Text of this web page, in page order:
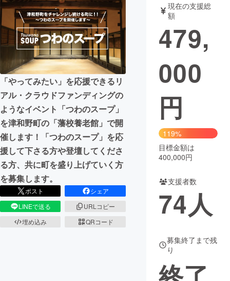
テクノロジー・ガジェット
映像・映画 書籍・雑誌
ビジネス・起業 チャレンジ
まちづくり・地域活性化
CAMPFIRE for Social Good
CAMPFIRE Creation
CAMPFIREふるさと納税machi-ya コミュニティ
「やってみたい」を応援できるリ
アル・クラウドファンディングの
ようなイベント「つわのスープ」
を津和野町の「藩校養老館」で開
催します！「つわのスープ」を応
援して下さる方や登壇してくださ
る方、共に町を盛り上げていく方
を募集します。
ポスト
シェア
LINEで送る
URLコピー
埋め込み
QRコード
現在の支援総
額
479,
000
円
119%
目標金額は
400,000円
支援者数
74人
募集終了まで残
り